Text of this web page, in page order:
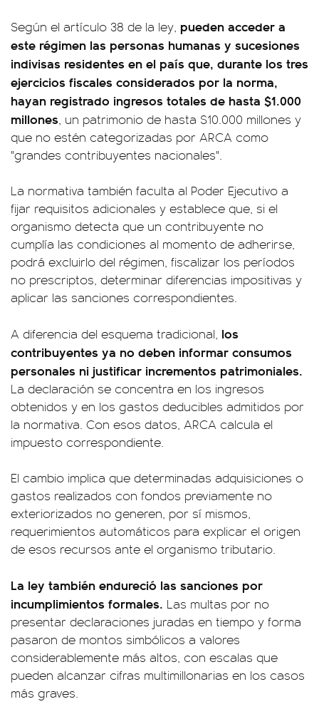
Según el artículo 38 de la ley, pueden acceder a
este régimen las personas humanas y sucesiones
indivisas residentes en el país que, durante los tres
ejercicios fiscales considerados por la norma,
hayan registrado ingresos totales de hasta $1.000
millones, un patrimonio de hasta $10.000 millones y
que no estén categorizadas por ARCA como
"grandes contribuyentes nacionales".
La normativa también faculta al Poder Ejecutivo a
fijar requisitos adicionales y establece que, si el
organismo detecta que un contribuyente no
cumplía las condiciones al momento de adherirse,
podrá excluirlo del régimen, fiscalizar los períodos
no prescriptos, determinar diferencias impositivas y
aplicar las sanciones correspondientes.
A diferencia del esquema tradicional, los
contribuyentes ya no deben informar consumos
personales ni justificar incrementos patrimoniales.
La declaración se concentra en los ingresos
obtenidos y en los gastos deducibles admitidos por
la normativa. Con esos datos, ARCA calcula el
impuesto correspondiente.
El cambio implica que determinadas adquisiciones o
gastos realizados con fondos previamente no
exteriorizados no generen, por sí mismos,
requerimientos automáticos para explicar el origen
de esos recursos ante el organismo tributario.
La ley también endureció las sanciones por
incumplimientos formales. Las multas por no
presentar declaraciones juradas en tiempo y forma
pasaron de montos simbólicos a valores
considerablemente más altos, con escalas que
pueden alcanzar cifras multimillonarias en los casos
más graves.